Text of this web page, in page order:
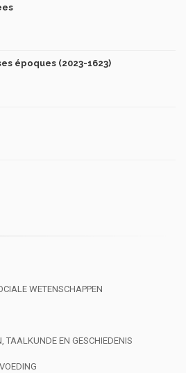
époques (2023-1623)
WETENSCHAPPEN
TAALKUNDE EN GESCHIEDENIS